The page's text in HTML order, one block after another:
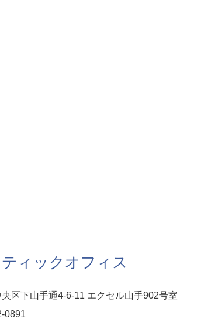
ィックオフィス
区下山手通4-6-11 エクセル山手902号室
0891